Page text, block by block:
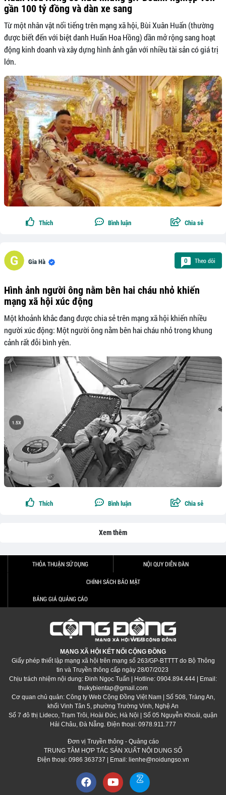
gần 100 tỷ đồng và dàn xe sang
Từ một nhân vật nổi tiếng trên mạng xã hội, Bùi Xuân Huấn (thường
được biết đến với biệt danh Huấn Hoa Hồng) dần mở rộng sang hoạt
động kinh doanh và xây dựng hình ảnh gắn với nhiều tài sản có giá trị
lớn.
Thích Bình luận Chia sẻ
Gia Hà 0 Theo dõi
Hình ảnh người ông nằm bên hai cháu nhỏ khiến
mạng xã hội xúc động
Một khoảnh khắc đang được chia sẻ trên mạng xã hội khiến nhiều
người xúc động: Một người ông nằm bên hai cháu nhỏ trong khung
cảnh rất đỗi bình yên.
Thích Bình luận Chia sẻ
Xem thêm
THỎA THUẬN SỬ DỤNG NỘI QUY DIỄN ĐÀN
CHÍNH SÁCH BẢO MẬT
BẢNG GIÁ QUẢNG CÁO
MẠNG XÃ HỘI KẾT NỐI CỘNG ĐỒNG
Giấy phép thiết lập mạng xã hội trên mạng số 263/GP-BTTTT do Bộ Thông
tin và Truyền thông cấp ngày 28/07/2023
Chịu trách nhiệm nội dung: Đinh Ngọc Tuấn | Hotline: 0904.894.444 | Email:
thukybientap@gmail.com
Cơ quan chủ quản: Công ty Web Cộng Đồng Việt Nam | Số 508, Tràng An,
khối Vinh Tân 5, phường Trường Vinh, Nghệ An
Số 7 đô thị Lideco, Trạm Trôi, Hoài Đức, Hà Nội | Số 05 Nguyễn Khoái, quận
Hải Châu, Đà Nẵng. Điện thoại: 0978.911.777
Đơn vị Truyền thông - Quảng cáo
TRUNG TÂM HỢP TÁC SẢN XUẤT NỘI DUNG SỐ
Điện thoại: 0986 363737 | Email: lienhe@noidungso.vn